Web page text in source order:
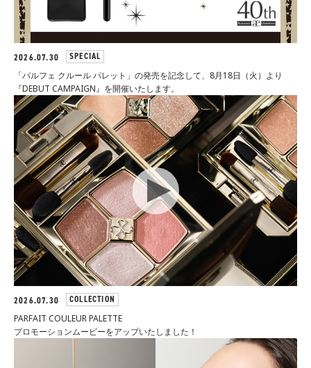
フェイスカラー
ネイル
BASE MAKEUP
メイクアップベース
ファンデーション
フェイスパウダー
TOOL
リムーバー
ブラッシュ
スポンジ・パフ
SKINCARE
2026.07.30 SPECIAL
「パルフェ クルール パレット」の発売を記念して、8月18日（火）より
『DEBUT CAMPAIGN』を開催いたします。
2026.07.30 COLLECTION
PARFAIT COULEUR PALETTE
プロモーションムービーをアップいたしました！